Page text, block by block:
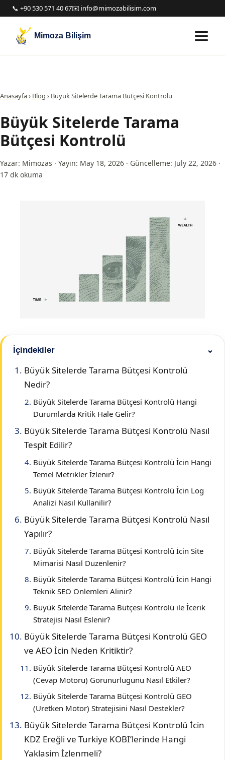
📞 +90 530 571 40 67✉️ info@mimozabilisim.com
Mimoza Bilişim
Anasayfa› Blog › Büyük Sitelerde Tarama Bütçesi Kontrolü
Büyük Sitelerde Tarama
Bütçesi Kontrolü
Yazar: Mimozas · Yayın: May 18, 2026 · Güncelleme: July 22, 2026 ·
17 dk okuma
İçindekiler ⌄
Büyük Sitelerde Tarama Bütçesi Kontrolü
Nedir?
Büyük Sitelerde Tarama Bütçesi Kontrolü Hangi
Durumlarda Kritik Hale Gelir?
Büyük Sitelerde Tarama Bütçesi Kontrolü Nasıl
Tespit Edilir?
Büyük Sitelerde Tarama Bütçesi Kontrolü İcin Hangi
Temel Metrikler İzlenir?
Büyük Sitelerde Tarama Bütçesi Kontrolü İcin Log
Analizi Nasıl Kullanilir?
Büyük Sitelerde Tarama Bütçesi Kontrolü Nasıl
Yapılır?
Büyük Sitelerde Tarama Bütçesi Kontrolü İcin Site
Mimarisi Nasıl Duzenlenir?
Büyük Sitelerde Tarama Bütçesi Kontrolü İcin Hangi
Teknik SEO Onlemleri Alinir?
Büyük Sitelerde Tarama Bütçesi Kontrolü ile İcerik
Stratejisi Nasıl Eslenir?
Büyük Sitelerde Tarama Bütçesi Kontrolü GEO
ve AEO İcin Neden Kritiktir?
Büyük Sitelerde Tarama Bütçesi Kontrolü AEO
(Cevap Motoru) Gorunurlugunu Nasıl Etkiler?
Büyük Sitelerde Tarama Bütçesi Kontrolü GEO
(Uretken Motor) Stratejisini Nasıl Destekler?
Büyük Sitelerde Tarama Bütçesi Kontrolü İcin
KDZ Ereğli ve Turkiye KOBI’lerinde Hangi
Yaklasim İzlenmeli?